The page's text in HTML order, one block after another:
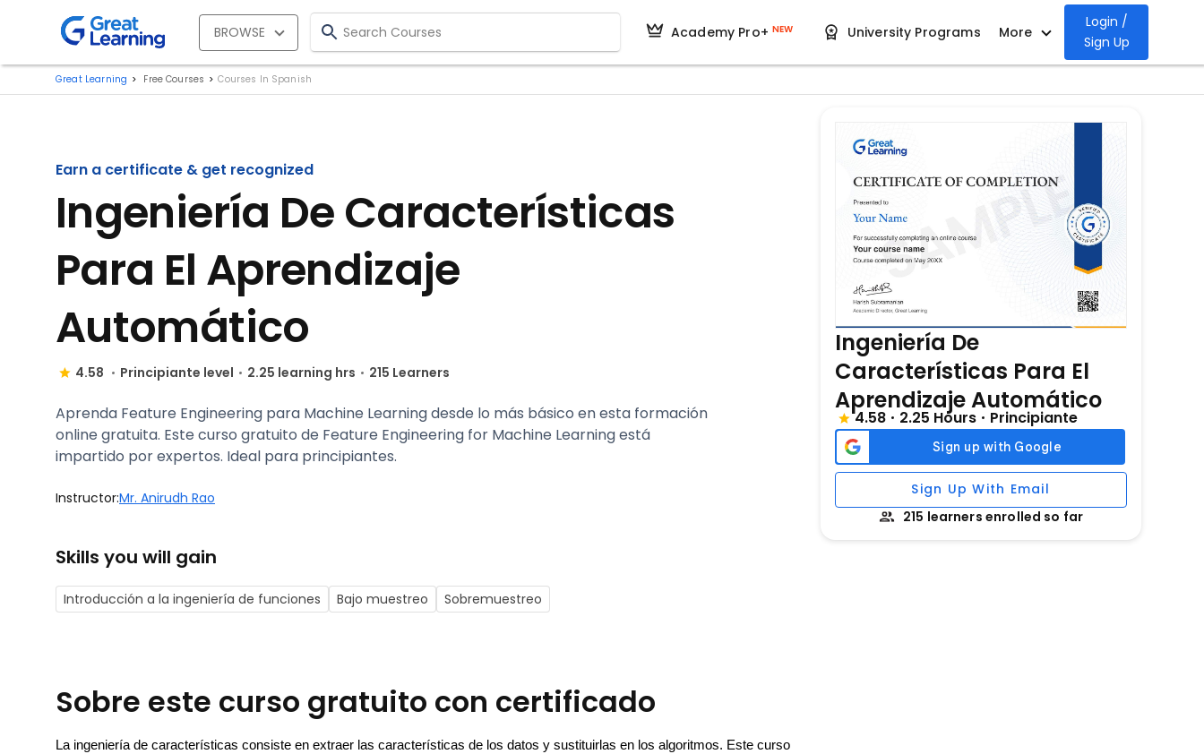
BROWSE Academy Pro+ NEW University Programs More
Login /
Sign Up
Great Learning Free Courses Courses In Spanish
Earn a certificate & get recognized
Ingeniería De Características
Para El Aprendizaje
Automático
4.58 Principiante level 2.25 learning hrs 215 Learners
Aprenda Feature Engineering para Machine Learning desde lo más básico en esta formación
online gratuita. Este curso gratuito de Feature Engineering for Machine Learning está
impartido por expertos. Ideal para principiantes.
Instructor:Mr. Anirudh Rao
Skills you will gain
Introducción a la ingeniería de funciones Bajo muestreo Sobremuestreo
Sobre este curso gratuito con certificado
La ingeniería de características consiste en extraer las características de los datos y sustituirlas en los algoritmos. Este curso
Ingeniería De
Características Para El
Aprendizaje Automático
4.58 2.25 Hours Principiante
Sign Up With Email
215 learners enrolled so far